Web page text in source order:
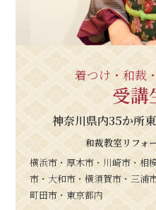
着つけ・和裁
受講
神奈川県内35か所
和裁教室リフォ
横浜市・厚木市・川崎市・相
市・大和市・横須賀市・三浦
町田市・東京都内